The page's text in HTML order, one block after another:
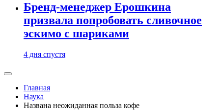
Бренд-менеджер Ерошкина
призвала попробовать сливочное
эскимо с шариками
4 дня спустя
Главная
Наука
Названа неожиданная польза кофе